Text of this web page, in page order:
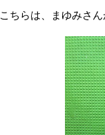
こちらは、まゆみさ